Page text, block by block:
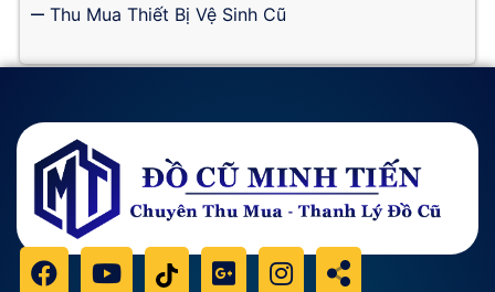
Thu Mua Thiết Bị Vệ Sinh Cũ